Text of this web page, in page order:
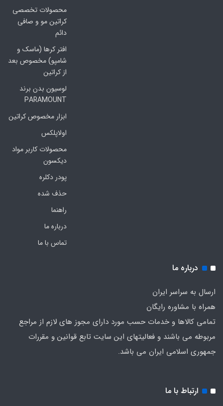
محصولات تخصصی
کراتین مو و صافی
دائم
افتر کرها (ماسک و
شامپو) مخصوص بعد
از کراتین
لوسیون بدن برند
PARAMOUNT
ابزار مخصوص کراتین
اولاپلکس
محصولات کاربر مواد
دیکسون
پودر دکلره
حذف شده
راهنما
درباره ما
تماس با ما
درباره ما
ارسال به سراسر ایران
همراه با مشاوره رایگان
تمامی کالاها و خدمات حسب مورد دارای مجوز های لازم از مراجع
مربوطه می باشند و فعالیتهای این سایت تابع قوانین و مقررات
جمهوری اسلامی ایران می باشد.
ارتباط با ما